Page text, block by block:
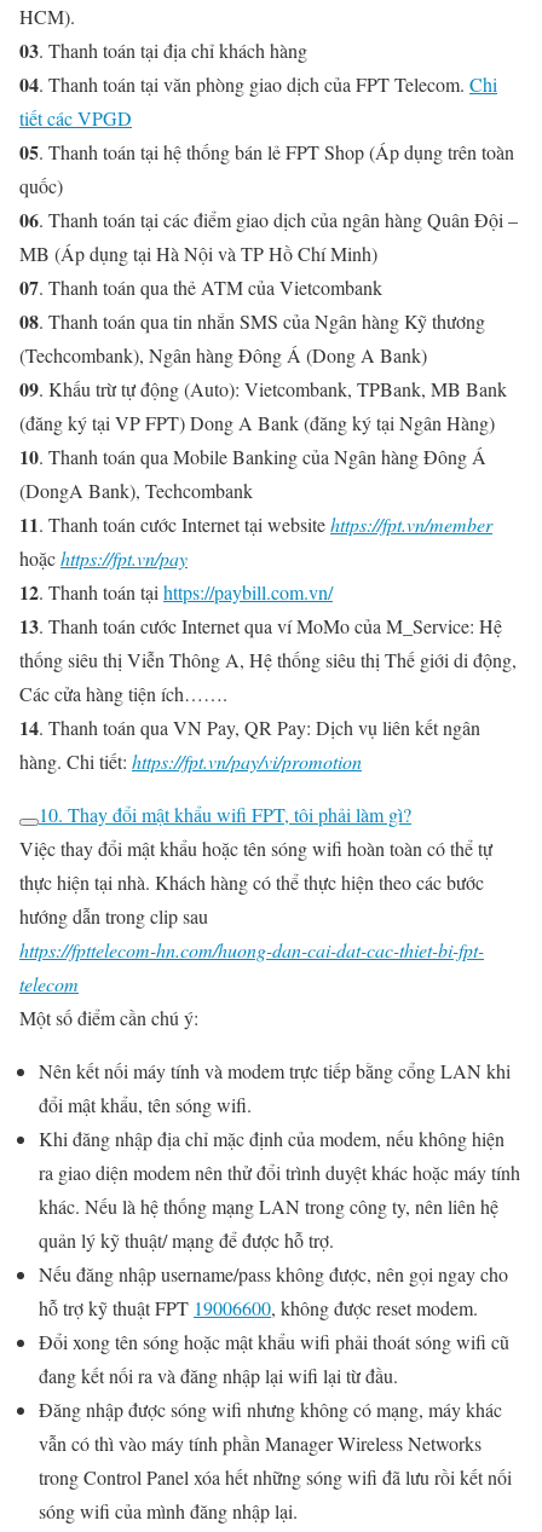
HCM).
03. Thanh toán tại địa chỉ khách hàng
04. Thanh toán tại văn phòng giao dịch của FPT Telecom. Chi
tiết các VPGD
05. Thanh toán tại hệ thống bán lẻ FPT Shop (Áp dụng trên toàn
quốc)
06. Thanh toán tại các điểm giao dịch của ngân hàng Quân Đội –
MB (Áp dụng tại Hà Nội và TP Hồ Chí Minh)
07. Thanh toán qua thẻ ATM của Vietcombank
08. Thanh toán qua tin nhắn SMS của Ngân hàng Kỹ thương
(Techcombank), Ngân hàng Đông Á (Dong A Bank)
09. Khấu trừ tự động (Auto): Vietcombank, TPBank, MB Bank
(đăng ký tại VP FPT) Dong A Bank (đăng ký tại Ngân Hàng)
10. Thanh toán qua Mobile Banking của Ngân hàng Ðông Á
(DongA Bank), Techcombank
11. Thanh toán cước Internet tại websitehttps://fpt.vn/member
hoặchttps://fpt.vn/pay
12. Thanh toán tại https://paybill.com.vn/
13. Thanh toán cước Internet qua ví MoMo của M_Service: Hệ
thống siêu thị Viễn Thông A, Hệ thống siêu thị Thế giới di động,
Các cửa hàng tiện ích…….
14. Thanh toán qua VN Pay, QR Pay: Dịch vụ liên kết ngân
hàng. Chi tiết: https://fpt.vn/pay/vi/promotion
10. Thay đổi mật khẩu wifi FPT, tôi phải làm gì?
Việc thay đổi mật khẩu hoặc tên sóng wifi hoàn toàn có thể tự
thực hiện tại nhà. Khách hàng có thể thực hiện theo các bước
hướng dẫn trong clip sau
https://fpttelecom-hn.com/huong-dan-cai-dat-cac-thiet-bi-fpt-
telecom
Một số điểm cần chú ý:
Nên kết nối máy tính và modem trực tiếp bằng cổng LAN khi
đổi mật khẩu, tên sóng wifi.
Khi đăng nhập địa chỉ mặc định của modem, nếu không hiện
ra giao diện modem nên thử đổi trình duyệt khác hoặc máy tính
khác. Nếu là hệ thống mạng LAN trong công ty, nên liên hệ
quản lý kỹ thuật/ mạng để được hỗ trợ.
Nếu đăng nhập username/pass không được, nên gọi ngay cho
hỗ trợ kỹ thuật FPT 19006600, không được reset modem.
Đổi xong tên sóng hoặc mật khẩu wifi phải thoát sóng wifi cũ
đang kết nối ra và đăng nhập lại wifi lại từ đầu.
Đăng nhập được sóng wifi nhưng không có mạng, máy khác
vẫn có thì vào máy tính phần Manager Wireless Networks
trong Control Panel xóa hết những sóng wifi đã lưu rồi kết nối
sóng wifi của mình đăng nhập lại.